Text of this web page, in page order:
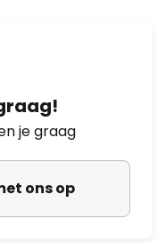
je graag
ons op